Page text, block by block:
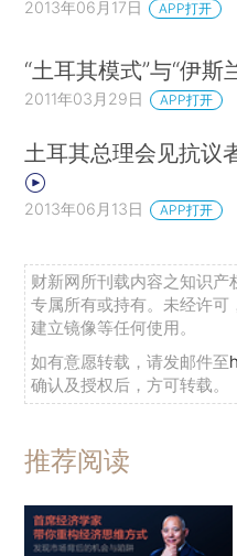
2013年06月17日 APP打开
“土耳其模式”与“伊斯
2011年03月29日 APP打开
土耳其总理会见抗议
2013年06月13日 APP打开
财新网所刊载内容之知识产
专属所有或持有。未经许可
建立镜像等任何使用。
如有意愿转载，请发邮件至
确认及授权后，方可转载。
推荐阅读